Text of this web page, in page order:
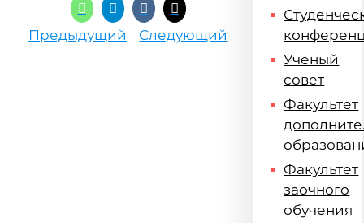
Предыдущий Следующий
Ученый
совет
Факультет
Факультет
заочного
обучения